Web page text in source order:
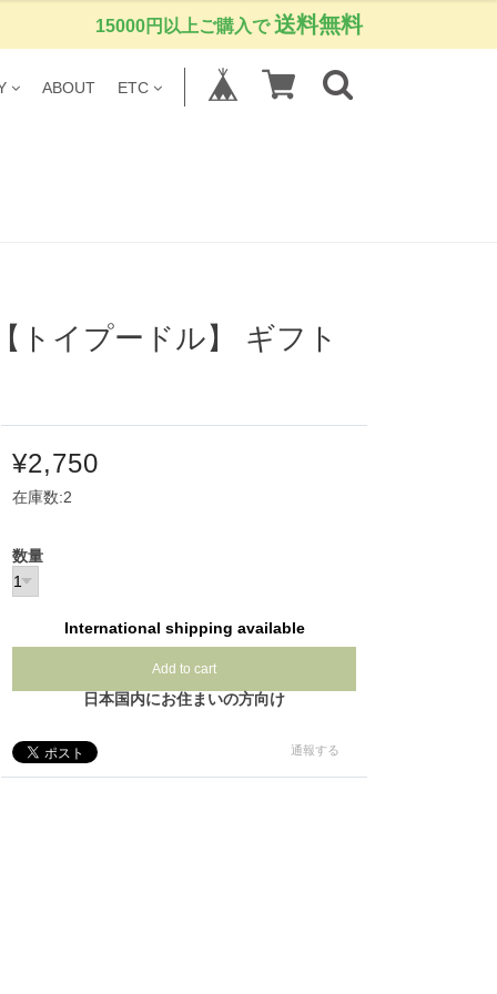
15000円以上ご購入で 送料無料
ABOUT ETC
トイプードル】 ギフト
¥2,750
在庫数:2
数量
International shipping available
Add to cart
日本国内にお住まいの方向け
通報する